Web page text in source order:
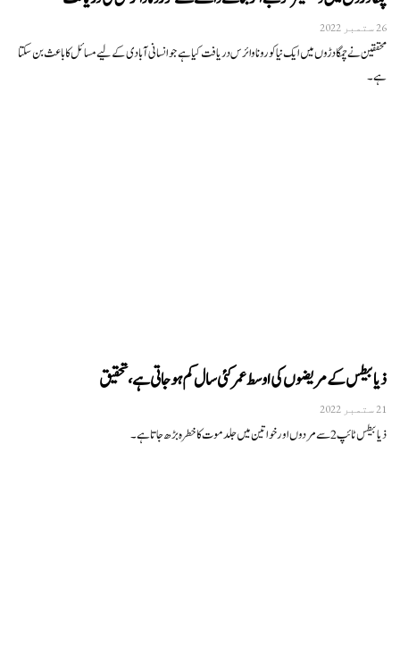
26 ستمبر 2022
محققین نے چمگادڑوں میں ایک نیا کورونا وائرس دریافت کیا ہے جو انسانی آبادی کے لیے مسائل کا باعث بن سکتا
ہے۔
ذیابیطس کے مریضوں کی اوسط عمر کئی سال کم ہوجاتی ہے، تحقیق
21 ستمبر 2022
ذیابیطس ٹائپ 2 سے مردوں اور خواتین میں جلد موت کا خطرہ بڑھ جاتا ہے۔